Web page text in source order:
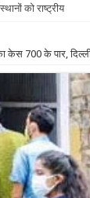
को राष्ट्रीय शिक्षा
केस 700 के पार,